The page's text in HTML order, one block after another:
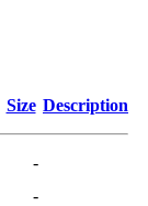
Size Description
-
-